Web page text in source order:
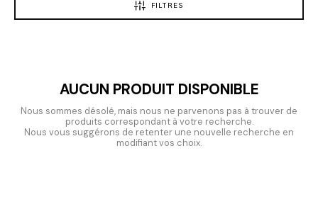
FILTRES
AUCUN PRODUIT DISPONIBLE
Nous sommes désolé, mais nous ne parvenons pas à trouver de
produits correspondant à votre recherche.
Nous vous suggérons de retenter une nouvelle recherche en
modifiant vos choix.